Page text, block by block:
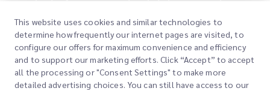
This website uses cookies and similar technologies to
determine how frequently our internet pages are visited, to
configure our offers for maximum convenience and efficiency
and to support our marketing efforts. Click “Accept” to accept
all the processing or "Consent Settings" to make more
detailed advertising choices. You can still have access to our